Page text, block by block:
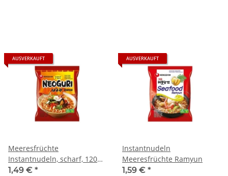
AUSVERKAUFT
Meeresfrüchte
Instantnudeln, scharf, 120
gr.
1,49 € *
AUSVERKAUFT
Instantnudeln
Meeresfrüchte Ramyun
1,59 € *